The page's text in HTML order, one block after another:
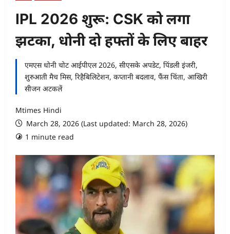
IPL 2026 शुरू: CSK को लगा
झटका, धोनी दो हफ्तों के लिए बाहर
एमएस धोनी चोट आईपीएल 2026, सीएसके अपडेट, पिंडली इंजरी,
शुरुआती मैच मिस, रिहैबिलिटेशन, कप्तानी बदलाव, फैंस चिंता, आखिरी
सीजन अटकलें
Mtimes Hindi
March 28, 2026 (Last updated: March 28, 2026)
1 minute read